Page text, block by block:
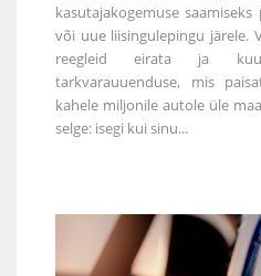
kasutajakogemuse
või uue liisingulepingu järele.
reegleid eirata ja
tarkvarauuenduse, mis
kahele miljonile autole üle
selge: isegi kui sinu...